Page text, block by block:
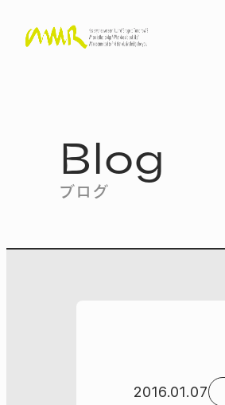
Blog
ブログ
2016.01.07